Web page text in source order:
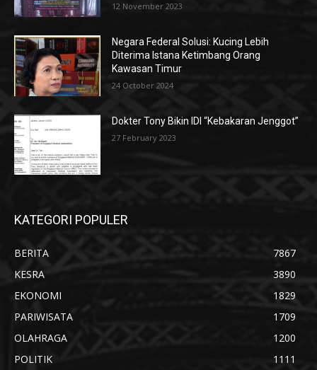
12 November 2023
Negara Federal Solusi: Kucing Lebih
Diterima Istana Ketimbang Orang
Kawasan Timur
24 October 2024
Dokter Tony Bikin IDI “Kebakaran Jenggot”
27 February 2023
KATEGORI POPULER
BERITA
7867
KESRA
3890
EKONOMI
1829
PARIWISATA
1709
OLAHRAGA
1200
POLITIK
1111